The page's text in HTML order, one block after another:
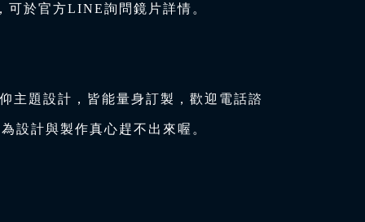
可於官方LINE詢問鏡片詳情。
主題設計，皆能量身訂製，歡迎電話諮
設計與製作真心趕不出來喔。